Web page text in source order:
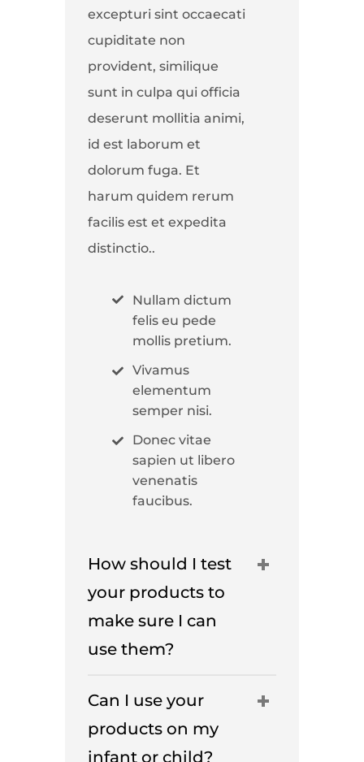
excepturi sint occaecati
cupiditate non
provident, similique
sunt in culpa qui officia
deserunt mollitia animi,
id est laborum et
dolorum fuga. Et
harum quidem rerum
facilis est et expedita
distinctio..
Nullam dictum
felis eu pede
mollis pretium.
Vivamus
elementum
semper nisi.
Donec vitae
sapien ut libero
venenatis
faucibus.
How should I test
your products to
make sure I can
use them?
Can I use your
products on my
infant or child?